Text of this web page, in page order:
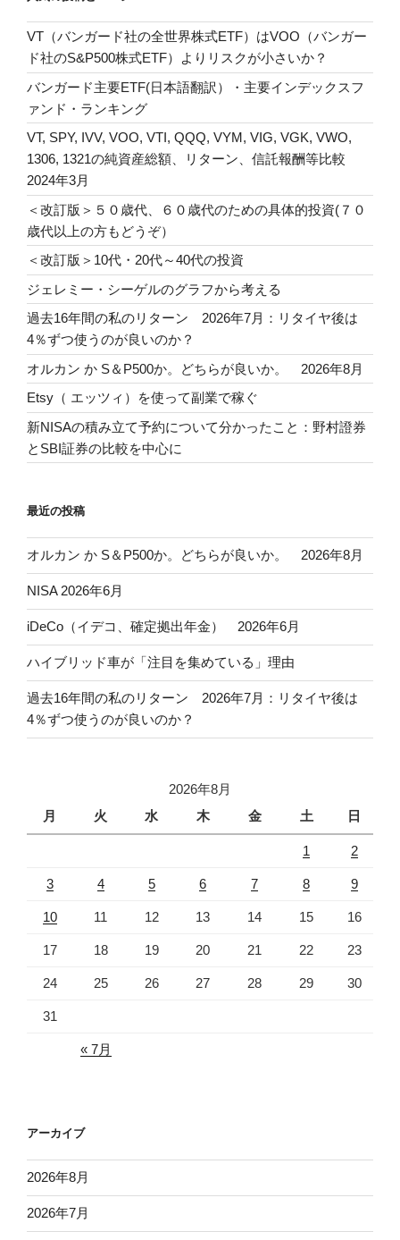
VT（バンガード社の全世界株式ETF）はVOO（バンガー
ド社のS&P500株式ETF）よりリスクが小さいか？
バンガード主要ETF(日本語翻訳）・主要インデックスフ
ァンド・ランキング
VT, SPY, IVV, VOO, VTI, QQQ, VYM, VIG, VGK, VWO,
1306, 1321の純資産総額、リターン、信託報酬等比較
2024年3月
＜改訂版＞５０歳代、６０歳代のための具体的投資(７０
歳代以上の方もどうぞ）
＜改訂版＞10代・20代～40代の投資
ジェレミー・シーゲルのグラフから考える
過去16年間の私のリターン 2026年7月：リタイヤ後は
4％ずつ使うのが良いのか？
オルカン か S＆P500か。どちらが良いか。 2026年8月
Etsy（ エッツィ）を使って副業で稼ぐ
新NISAの積み立て予約について分かったこと：野村證券
とSBI証券の比較を中心に
最近の投稿
オルカン か S＆P500か。どちらが良いか。 2026年8月
NISA 2026年6月
iDeCo（イデコ、確定拠出年金） 2026年6月
ハイブリッド車が「注目を集めている」理由
過去16年間の私のリターン 2026年7月：リタイヤ後は
4％ずつ使うのが良いのか？
2026年8月
月
火 水 木 金 土 日
1 2
3 4 5 6 7 8 9
10 11 12 13 14 15 16
17 18 19 20 21 22 23
24 25 26 27 28 29 30
31
« 7月
アーカイブ
2026年8月
2026年7月